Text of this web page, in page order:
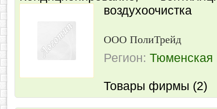
воздухоочистка
ООО ПолиТрейд
Регион: Тюменская
Товары фирмы (2)